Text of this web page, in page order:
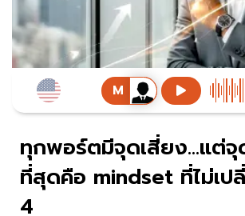
ทุกพอร์ตมีจุดเสี่ยง...แต่จุ
ที่สุดคือ mindset ที่ไม่เ
4